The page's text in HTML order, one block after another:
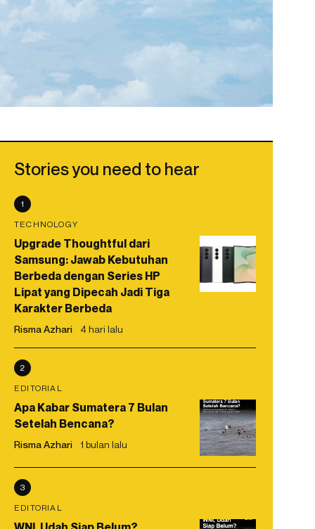
Stories you need to hear
1
TECHNOLOGY
Upgrade Thoughtful dari
Samsung: Jawab Kebutuhan
Berbeda dengan Series HP
Lipat yang Dipecah Jadi Tiga
Karakter Berbeda
Risma Azhari 4 hari lalu
2
EDITORIAL
Apa Kabar Sumatera 7 Bulan
Setelah Bencana?
Risma Azhari 1 bulan lalu
3
EDITORIAL